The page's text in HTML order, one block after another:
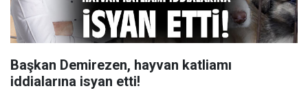
Başkan Demirezen, hayvan katliamı
iddialarına isyan etti!